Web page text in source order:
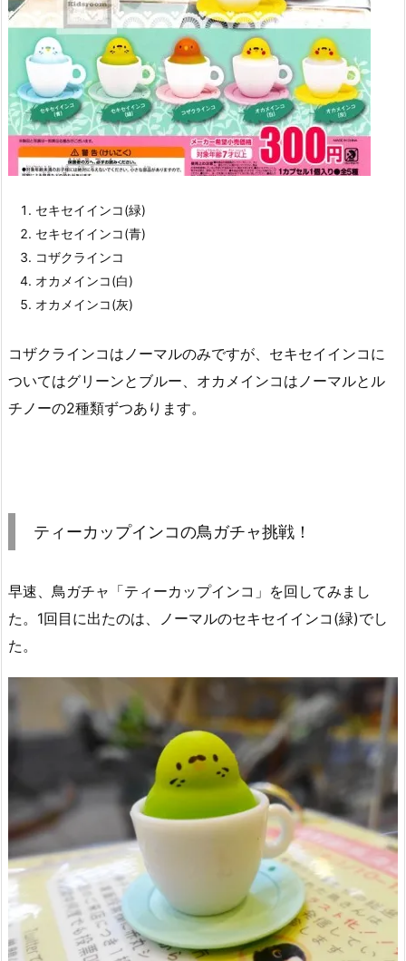
セキセイインコ(緑)
セキセイインコ(青)
コザクラインコ
オカメインコ(白)
オカメインコ(灰)
コザクラインコはノーマルのみですが、セキセイインコに
ついてはグリーンとブルー、オカメインコはノーマルとル
チノーの2種類ずつあります。
ティーカップインコの鳥ガチャ挑戦！
早速、鳥ガチャ「ティーカップインコ」を回してみまし
た。1回目に出たのは、ノーマルのセキセイインコ(緑)でし
た。